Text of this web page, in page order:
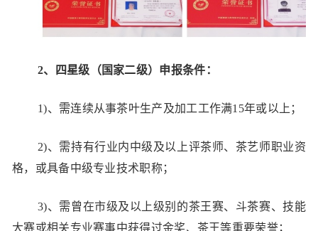
2、四星级（国家二级）申报条件：
1)、需连续从事茶叶生产及加工工作满15年或以上；
2)、需持有行业内中级及以上评茶师、茶艺师职业资
格，或具备中级专业技术职称；
3)、需曾在市级及以上级别的茶王赛、斗茶赛、技能
大赛或相关专业赛事中获得过金奖、茶王等重要荣誉；